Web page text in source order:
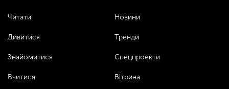
Читати
Дивитися
Знайомитися
Вчитися
Новини
Тренди
Спецпроекти
Вітрина